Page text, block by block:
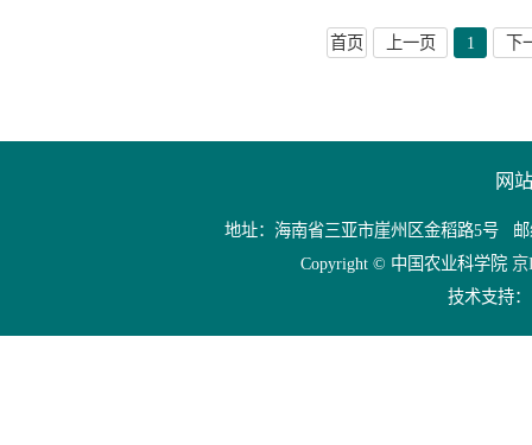
首页 上一页 1 下
网
地址：海南省三亚市崖州区金稻路5号 邮
Copyright © 中国农业科学院 京
技术支持